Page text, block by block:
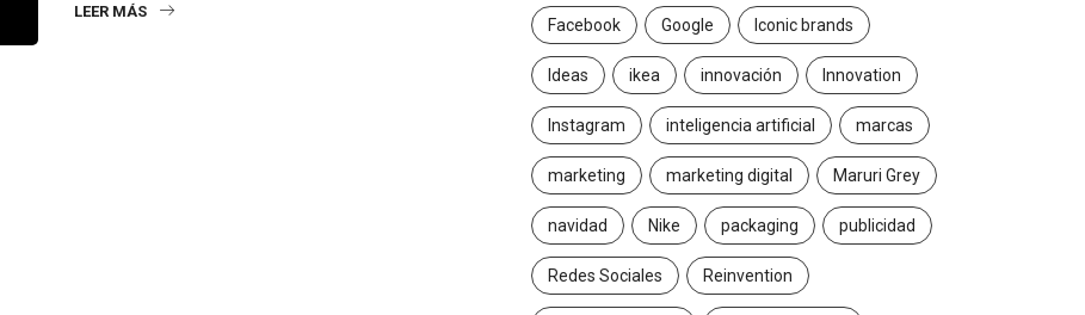
LEER MÁS
Facebook Google Iconic brands
Ideas ikea innovación Innovation
Instagram inteligencia artificial marcas
marketing marketing digital Maruri Grey
navidad Nike packaging publicidad
Redes Sociales Reinvention